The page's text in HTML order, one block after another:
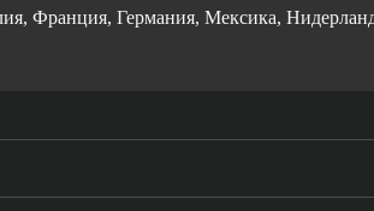
Франция, Германия, Мексика,